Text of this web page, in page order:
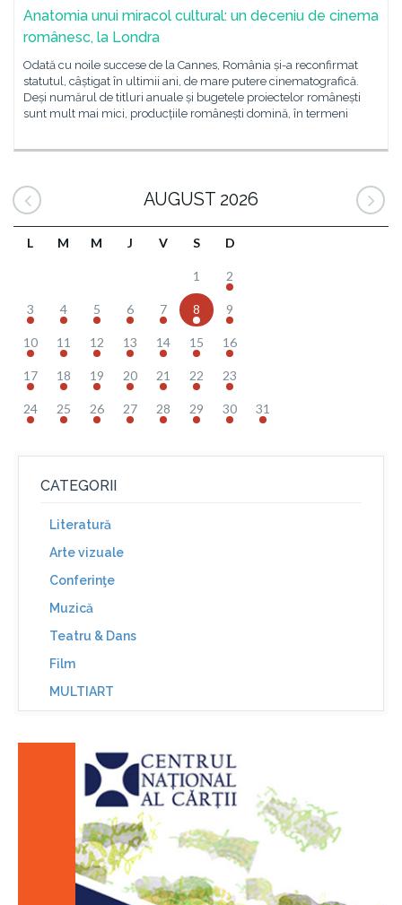
Anatomia unui miracol cultural: un deceniu de cinema
românesc, la Londra
Odată cu noile succese de la Cannes, România și-a reconfirmat
statutul, câștigat în ultimii ani, de mare putere cinematografică.
Deși numărul de titluri anuale și bugetele proiectelor românești
sunt mult mai mici, producțiile românești domină, în termeni
AUGUST 2026
L M M J V S D
1 2
3 4 5 6 7 8 9
10 11 12 13 14 15 16
17 18 19 20 21 22 23
24 25 26 27 28 29 30 31
CATEGORII
Literatură
Arte vizuale
Conferinţe
Muzică
Teatru & Dans
Film
MULTIART